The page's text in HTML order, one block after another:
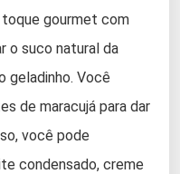
toque gourmet com
o suco natural da
geladinho. Você
de maracujá para dar
você pode
condensado, creme